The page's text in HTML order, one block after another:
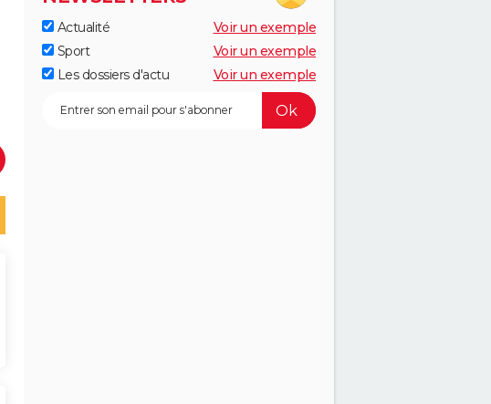
Actualité
Voir un exemple
Sport
Voir un exemple
Les dossiers d'actu
Voir un exemple